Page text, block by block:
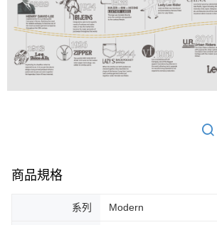
商品規格
系列 Modern